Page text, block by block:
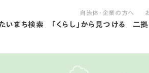
自治体・企業の方へ
いまち検索 「くらし」から見つける 二